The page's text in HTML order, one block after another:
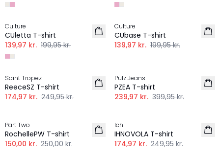
-30%
Culture
CUletta T-shirt
139,97 kr. 199,95 kr.
-30%
Culture
CUbase T-shirt
139,97 kr. 199,95 kr.
-30%
Saint Tropez
ReeceSZ T-shirt
174,97 kr. 249,95 kr.
Pulz Jeans
PZEA T-shirt
239,97 kr. 399,95 kr.
Part Two
RochellePW T-shirt
150,00 kr. 250,00 kr.
Ichi
IHNOVOLA T-shirt
174,97 kr. 249,95 kr.